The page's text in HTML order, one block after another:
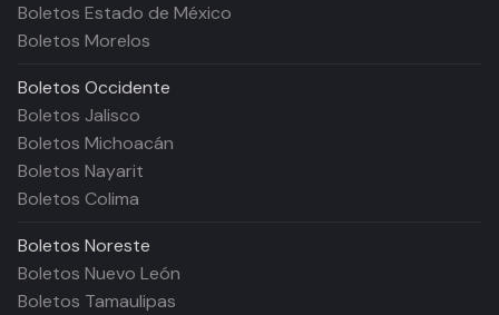
Boletos Estado de México
Boletos Morelos
Boletos Occidente
Boletos Jalisco
Boletos Michoacán
Boletos Nayarit
Boletos Colima
Boletos Noreste
Boletos Nuevo León
Boletos Tamaulipas